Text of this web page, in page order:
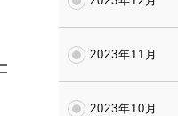
2023年11月
2023年10月